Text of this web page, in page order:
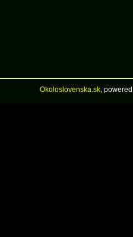
Okoloslovenska.sk,